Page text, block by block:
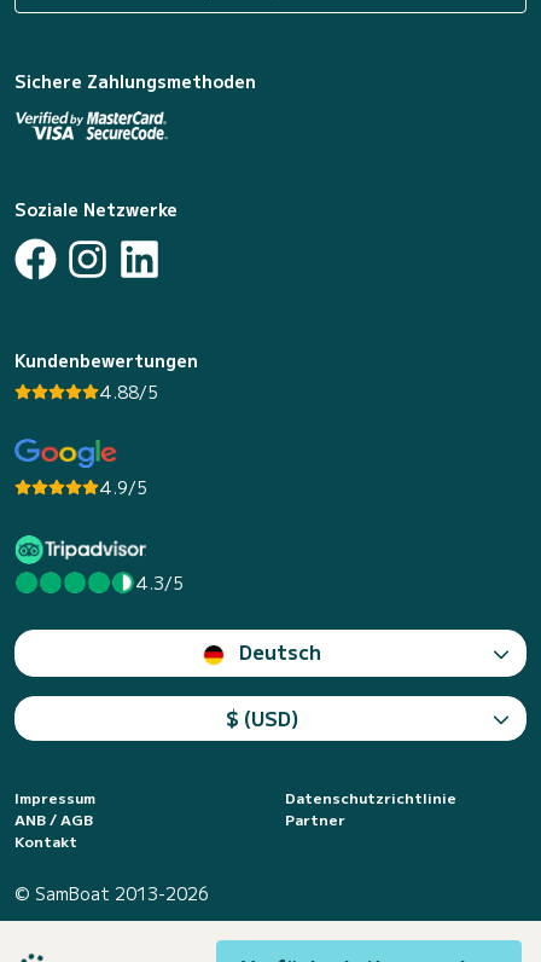
Sichere Zahlungsmethoden
Soziale Netzwerke
Kundenbewertungen
4.88/5
4.9/5
4.3/5
Deutsch
$ (USD)
Impressum
Datenschutzrichtlinie
ANB / AGB
Partner
Kontakt
© SamBoat 2013-2026